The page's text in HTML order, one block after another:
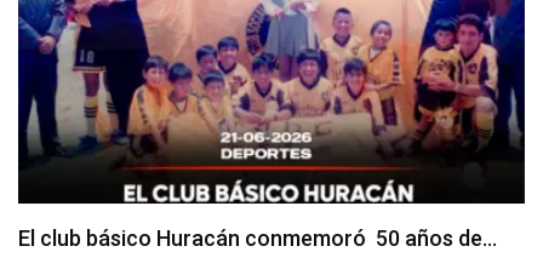
El club básico Huracán conmemoró 50 años de…